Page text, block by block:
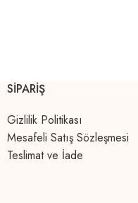
SIPARIŞ
Gizlilik Politikası
Mesafeli Satış Sözleşmesi
Teslimat ve İade